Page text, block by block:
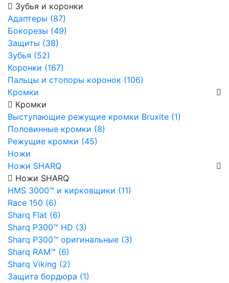
Зубья и коронки
Адаптеры (87)
Бокорезы (49)
Защиты (38)
Зубья (52)
Коронки (167)
Пальцы и стопоры коронок (106)
Кромки
Кромки
Выступающие режущие кромки Bruxite (1)
Половинные кромки (8)
Режущие кромки (45)
Ножи
Ножи SHARQ
Ножи SHARQ
HMS 3000™ и кирковщики (11)
Race 150 (6)
Sharq Flat (6)
Sharq P300™ HD (3)
Sharq P300™ оригинальные (3)
Sharq RAM™ (6)
Sharq Viking (2)
Защита бордюра (1)